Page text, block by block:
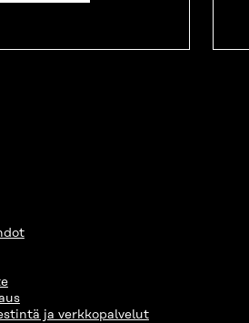
ja verkkopalvelut